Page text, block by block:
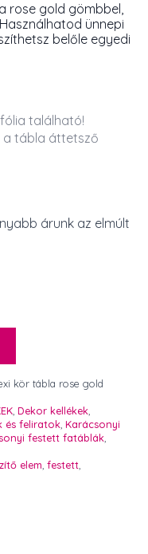
rose gold gömbbel,
ünnepi
belőle egyedi
található!
a tábla áttetsző
árunk az elmúlt
kör tábla rose gold
Dekor kellékek
és feliratok Karácsonyi
festett fatáblák
elem festett